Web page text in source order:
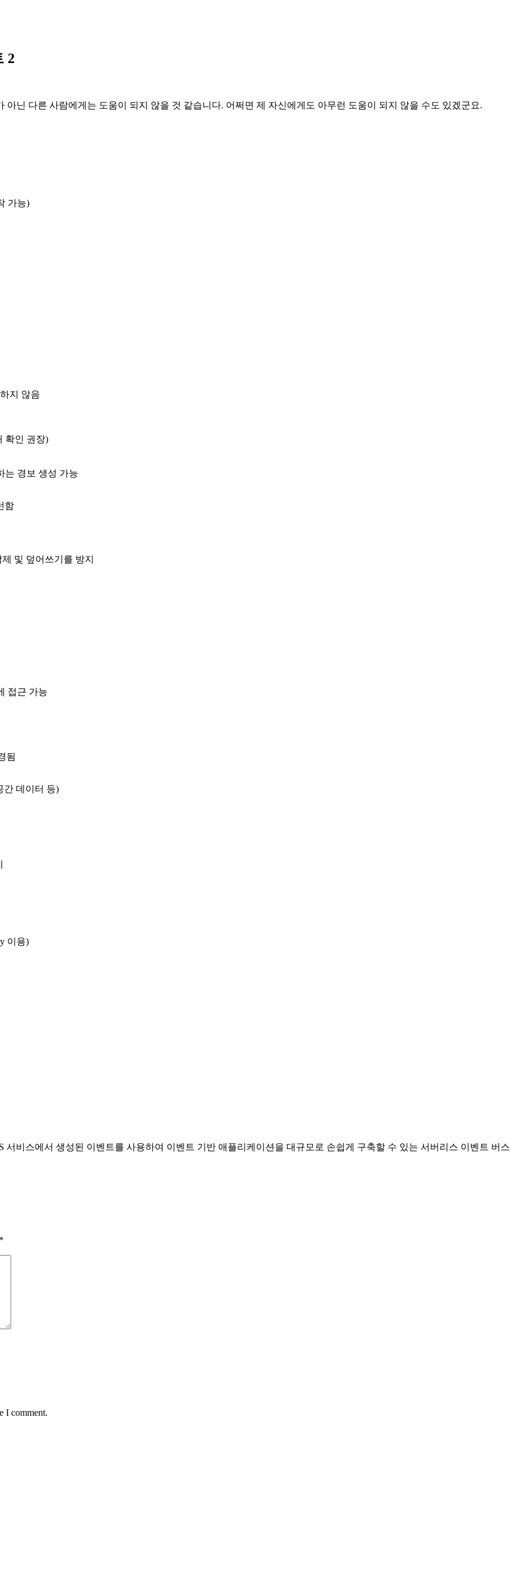
2
닌 다른 사람에게는 도움이 되지 않을 것 같습니다. 어쩌면 제 자신에게도 아무런 도움이 되지 않을 수도 있겠군요.
가능)
지 않음
확인 권장)
는 경보 생성 가능
함
및 덮어쓰기를 방지
접근 가능
됨
간 데이터 등)
이용)
서비스에서 생성된 이벤트를 사용하여 이벤트 기반 애플리케이션을 대규모로 손쉽게 구축할 수 있는 서버리스 이벤트 버스
I comment.